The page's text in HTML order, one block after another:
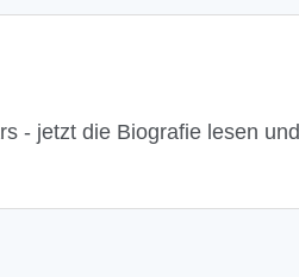
- jetzt die Biografie lesen